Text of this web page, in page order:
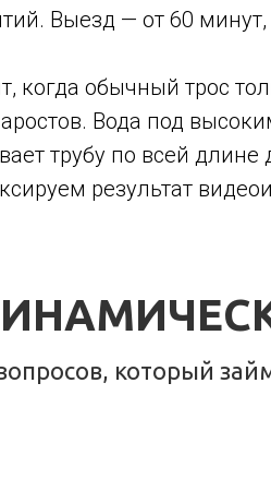
Выезд — от 60
когда обычный трос
Вода под
трубу по всей длине
результат
который